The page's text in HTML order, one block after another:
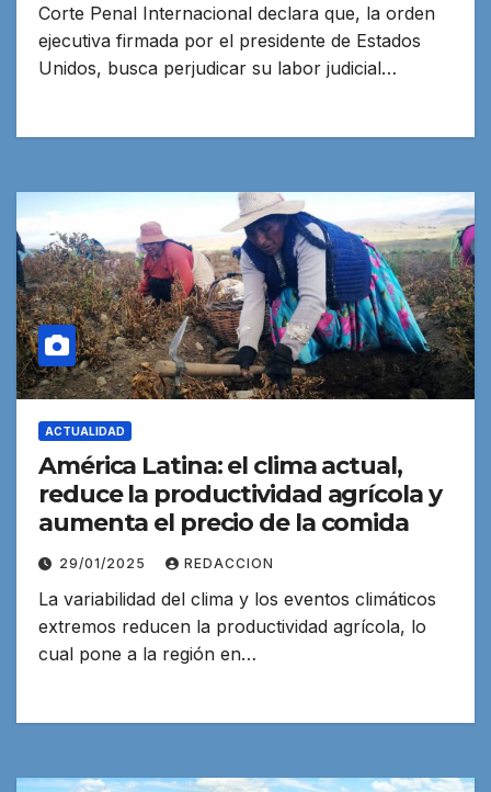
Corte Penal Internacional declara que, la orden
ejecutiva firmada por el presidente de Estados
Unidos, busca perjudicar su labor judicial…
ACTUALIDAD
América Latina: el clima actual,
reduce la productividad agrícola y
aumenta el precio de la comida
29/01/2025 REDACCION
La variabilidad del clima y los eventos climáticos
extremos reducen la productividad agrícola, lo
cual pone a la región en…